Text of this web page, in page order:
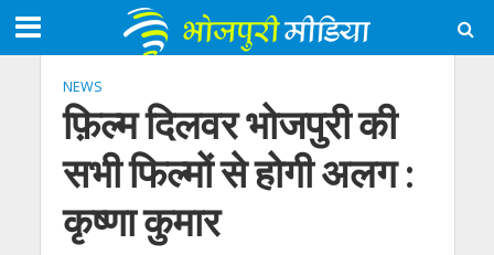
NEWS
फ़िल्म दिलवर भोजपुरी की
सभी फिल्मों से होगी अलग :
कृष्णा कुमार